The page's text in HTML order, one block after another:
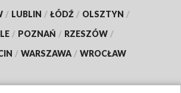
/ LUBLIN / ŁÓDŹ / OLSZTYN /
/ POZNAŃ / RZESZÓW /
/ WARSZAWA / WROCŁAW